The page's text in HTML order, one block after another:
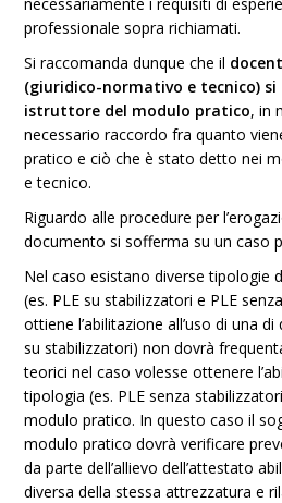
professionale sopra richiamati.
Si raccomanda dunque che il
(giuridico-normativo e tecnico)
istruttore del modulo pratico, in
necessario raccordo fra quanto
pratico e ciò che è stato detto nei
e tecnico.
Riguardo alle procedure per
documento si sofferma su un caso
Nel caso esistano diverse tipologie
(es. PLE su stabilizzatori e PLE
ottiene l’abilitazione all’uso di una
su stabilizzatori) non dovrà
teorici nel caso volesse ottenere
tipologia (es. PLE senza
modulo pratico. In questo caso il
modulo pratico dovrà verificare
da parte dell’allievo dell’attestato
diversa della stessa attrezzatura e